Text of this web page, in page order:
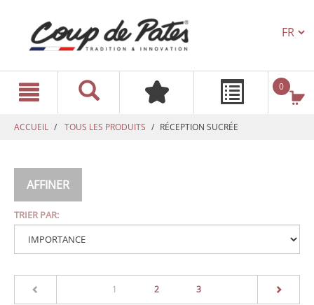
0
ACCUEIL TOUS LES PRODUITS RÉCEPTION SUCRÉE
AFFINER
TRIER PAR:
1 2 3